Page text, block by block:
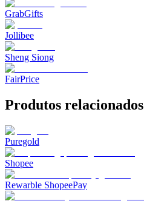
GrabGifts
Jollibee
Sheng Siong
FairPrice
Produtos relacionados
Puregold
Shopee
Rewarble ShopeePay